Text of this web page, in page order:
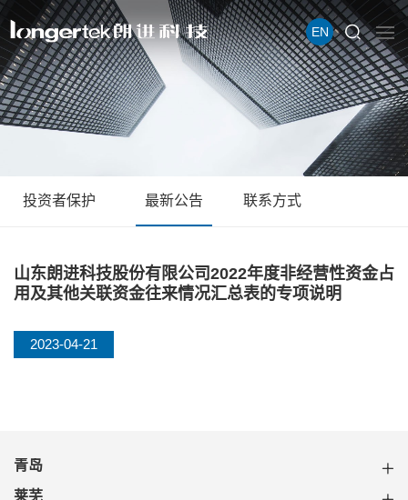
EN
投资者保护 最新公告 联系方式
山东朗进科技股份有限公司2022年度非经营性资金占
用及其他关联资金往来情况汇总表的专项说明
2023-04-21
青岛
莱芜